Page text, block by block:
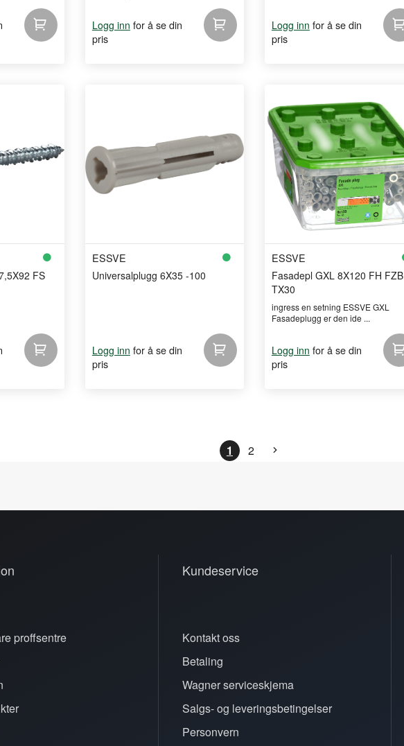
Logg inn for å se din
pris
Logg inn for å se din
pris
FS
ESSVE
Universalplugg 6X35 -100
Logg inn for å se din
pris
ESSVE
Fasadepl GXL 8X120 FH FZB
TX30
ingress en setning ESSVE GXL
Fasadeplugg er den ide ...
Logg inn for å se din
pris
1 2
proffsentre
Kundeservice
Kontakt oss
Betaling
Wagner serviceskjema
Salgs- og leveringsbetingelser
Personvern